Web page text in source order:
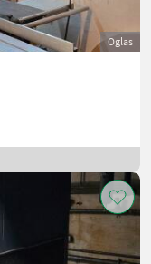
Oglas